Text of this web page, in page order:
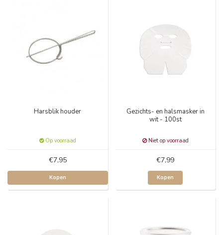
Harsblik houder
Op voorraad
€7,95
Kopen
Gezichts- en halsmasker in
wit - 100st
Niet op voorraad
€7,99
Kopen